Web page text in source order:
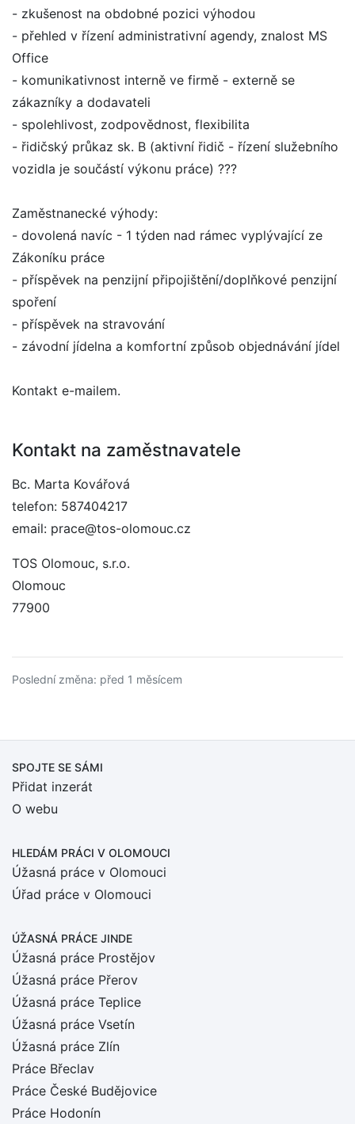
- zkušenost na obdobné pozici výhodou
- přehled v řízení administrativní agendy, znalost MS
Office
- komunikativnost interně ve firmě - externě se
zákazníky a dodavateli
- spolehlivost, zodpovědnost, flexibilita
- řidičský průkaz sk. B (aktivní řidič - řízení služebního
vozidla je součástí výkonu práce) ???
Zaměstnanecké výhody:
- dovolená navíc - 1 týden nad rámec vyplývající ze
Zákoníku práce
- příspěvek na penzijní připojištění/doplňkové penzijní
spoření
- příspěvek na stravování
- závodní jídelna a komfortní způsob objednávání jídel
Kontakt e-mailem.
Kontakt na zaměstnavatele
Bc. Marta Kovářová
telefon: 587404217
email: prace@tos-olomouc.cz
TOS Olomouc, s.r.o.
Olomouc
77900
Poslední změna: před 1 měsícem
SPOJTE SE SÁMI
Přidat inzerát
O webu
HLEDÁM PRÁCI V OLOMOUCI
Úžasná práce v Olomouci
Úřad práce v Olomouci
ÚŽASNÁ PRÁCE JINDE
Úžasná práce Prostějov
Úžasná práce Přerov
Úžasná práce Teplice
Úžasná práce Vsetín
Úžasná práce Zlín
Práce Břeclav
Práce České Budějovice
Práce Hodonín